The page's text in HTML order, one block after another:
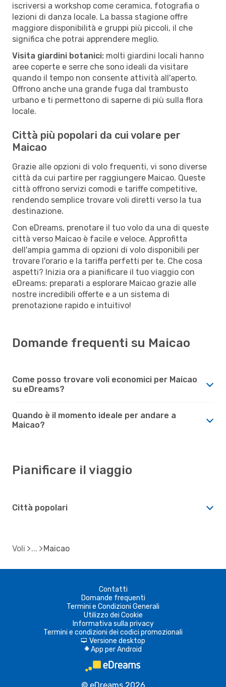
iscriversi a workshop come ceramica, fotografia o
lezioni di danza locale. La bassa stagione offre
maggiore disponibilità e gruppi più piccoli, il che
significa che potrai apprendere meglio.
Visita giardini botanici: molti giardini locali hanno
aree coperte e serre che sono ideali da visitare
quando il tempo non consente attività all'aperto.
Offrono anche una grande fuga dal trambusto
urbano e ti permettono di saperne di più sulla flora
locale.
Città più popolari da cui volare per
Maicao
Grazie alle opzioni di volo frequenti, vi sono diverse
città da cui partire per raggiungere Maicao. Queste
città offrono servizi comodi e tariffe competitive,
rendendo semplice trovare voli diretti verso la tua
destinazione.
Con eDreams, prenotare il tuo volo da una di queste
città verso Maicao è facile e veloce. Approfitta
dell'ampia gamma di opzioni di volo disponibili per
trovare l'orario e la tariffa perfetti per te. Che cosa
aspetti? Inizia ora a pianificare il tuo viaggio con
eDreams: preparati a esplorare Maicao grazie alle
nostre incredibili offerte e a un sistema di
prenotazione rapido e intuitivo!
Domande frequenti su Maicao
Come posso trovare voli economici per Maicao
su eDreams?
Quando è il momento ideale per andare a
Maicao?
Pianificare il viaggio
Città popolari
Voli Maicao
Contatti
Domande frequenti
Termini e Condizioni Generali
Utilizzo dei Cookie
Informativa sulla privacy
Termini e condizioni dei codici promozionali
d Versione desktop
A App per Android